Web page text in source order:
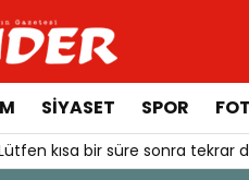
SİYASET SPOR
kısa bir süre sonra tekrar